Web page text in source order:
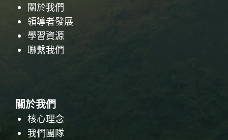
關於我們
領導者發展
學習資源
聯繫我們
關於我們
核心理念
我們團隊